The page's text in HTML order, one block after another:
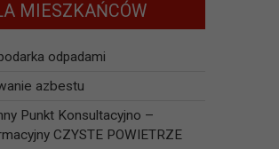
MIESZKAŃCÓW
odpadami
azbestu
Punkt Konsultacyjno –
CZYSTE POWIETRZE